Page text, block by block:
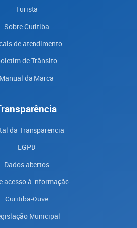
Turista
Sobre Curitiba
de atendimento
de Trânsito
Manual da Marca
da Transparencia
LGPD
Dados abertos
acesso à informação
Curitiba-Ouve
Municipal